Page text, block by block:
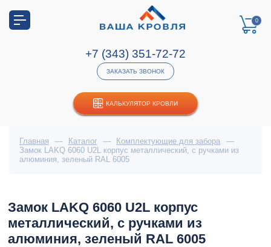
КАЛЬКУЛЯТОР КРОВЛИ
0
+7 (343) 351-72-72
ЗАКАЗАТЬ ЗВОНОК
Главная — Каталог — Комплектующие для забора
—
Замок LAKQ 6060 U2L корпус металлический, с ручками из
алюминия, зеленый RAL 6005
Замок LAKQ 6060 U2L корпус
металлический, с ручками из
алюминия, зеленый RAL 6005